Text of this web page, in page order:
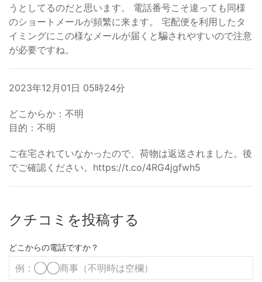
うとしてるのだと思います。 電話番号こそ違っても同様
のショートメールが頻繁に来ます。 宅配便を利用したタ
イミングにこの様なメールが届くと騙されやすいので注意
が必要ですね。
2023年12月01日 05時24分
どこからか：不明
目的：不明
ご在宅されていなかったので、荷物は返送されました。後
でご確認ください。https://t.co/4RG4jgfwh5
クチコミを投稿する
どこからの電話ですか？